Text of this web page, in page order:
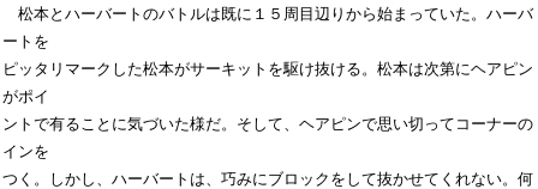
松本とハーバートのバトルは既に１５周目辺りから始まっていた。ハーバ
ートを
ピッタリマークした松本がサーキットを駆け抜ける。松本は次第にヘアピン
がポイ
ントで有ることに気づいた様だ。そして、ヘアピンで思い切ってコーナーの
インを
つく。しかし、ハーバートは、巧みにブロックをして抜かせてくれない。何